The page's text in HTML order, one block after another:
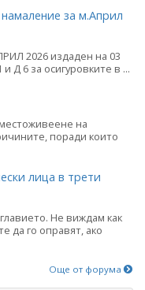
за м.Април
2026 издаден на 03
Д 6 за осигуровките в ...
на
поради които
лица в трети
Не виждам как
да го оправят, ако
Още от форума